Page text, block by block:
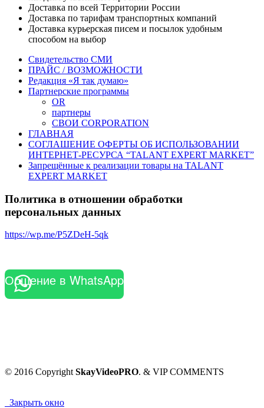
Доставка по всей Территории России
Доставка по тарифам транспортных компаний
Доставка курьерская писем и посылок удобным
способом на выбор
Свидетельство СМИ
ПРАЙС / ВОЗМОЖНОСТИ
Редакция «Я так думаю»
Партнерские программы
OR
партнеры
СВОИ CORPORATION
ГЛАВНАЯ
СОГЛАШЕНИЕ ОФЕРТЫ ОБ ИСПОЛЬЗОВАНИИ
ИНТЕРНЕТ-РЕСУРСА “TALANT EXPERT MARKET”
Запрещённые к реализации товары на TALANT
EXPERT MARKET
Политика в отношении обработки
персональных данных
https://wp.me/P5ZDeH-5qk
Общение в WhatsApp
© 2016 Copyright SkayVideoPRO. & VIP COMMENTS
Закрыть окно